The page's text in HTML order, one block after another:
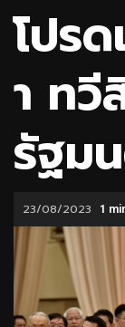
โปร
า ทวี
รัฐม
23/08/2023 1